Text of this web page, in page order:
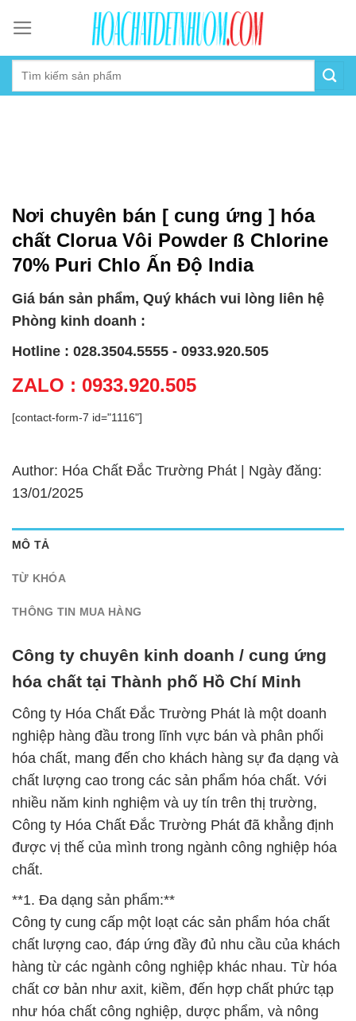
content
Nơi chuyên bán [ cung ứng ] hóa
chất Clorua Vôi Powder ß Chlorine
70% Puri Chlo Ấn Độ India
Giá bán sản phẩm, Quý khách vui lòng liên hệ
Phòng kinh doanh :
Hotline : 028.3504.5555 - 0933.920.505
ZALO : 0933.920.505
[contact-form-7 id="1116"]
Author: Hóa Chất Đắc Trường Phát | Ngày đăng:
13/01/2025
MÔ TẢ
TỪ KHÓA
THÔNG TIN MUA HÀNG
Công ty chuyên kinh doanh / cung ứng
hóa chất tại Thành phố Hồ Chí Minh
Công ty Hóa Chất Đắc Trường Phát là một doanh
nghiệp hàng đầu trong lĩnh vực bán và phân phối
hóa chất, mang đến cho khách hàng sự đa dạng và
chất lượng cao trong các sản phẩm hóa chất. Với
nhiều năm kinh nghiệm và uy tín trên thị trường,
Công ty Hóa Chất Đắc Trường Phát đã khẳng định
được vị thế của mình trong ngành công nghiệp hóa
chất.
**1. Đa dạng sản phẩm:**
Công ty cung cấp một loạt các sản phẩm hóa chất
chất lượng cao, đáp ứng đầy đủ nhu cầu của khách
hàng từ các ngành công nghiệp khác nhau. Từ hóa
chất cơ bản như axit, kiềm, đến hợp chất phức tạp
như hóa chất công nghiệp, dược phẩm, và nông